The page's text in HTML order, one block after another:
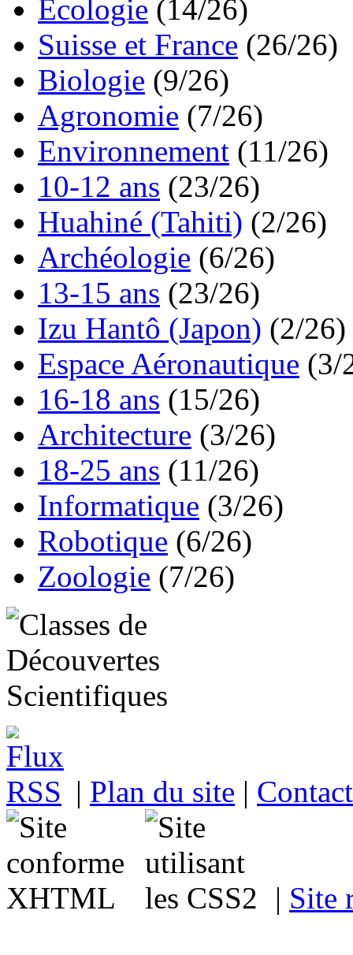
Ecologie (14/26)
Suisse et France (26/26)
Biologie (9/26)
Agronomie (7/26)
Environnement (11/26)
10-12 ans (23/26)
Huahiné (Tahiti) (2/26)
Archéologie (6/26)
13-15 ans (23/26)
Izu Hantô (Japon) (2/26)
Espace Aéronautique (3/
16-18 ans (15/26)
Architecture (3/26)
18-25 ans (11/26)
Informatique (3/26)
Robotique (6/26)
Zoologie (7/26)
| Plan du site |
| Site